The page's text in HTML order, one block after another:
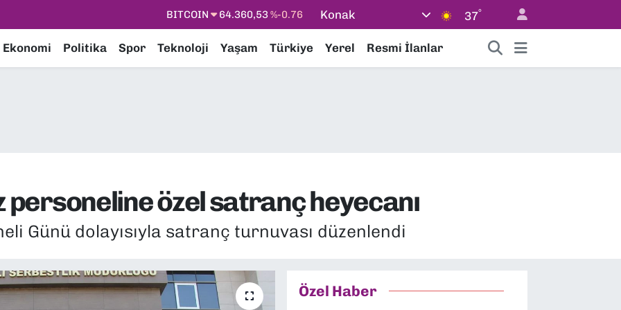
DOLAR 47,7069%0.17
STERLİN
64,1897%0.02
Konak 37°
Ekonomi Politika Spor Teknoloji Yaşam Türkiye Yerel Resmi İlanlar
personeline özel satranç heyecanı
Günü dolayısıyla satranç turnuvası düzenlendi
Özel Haber